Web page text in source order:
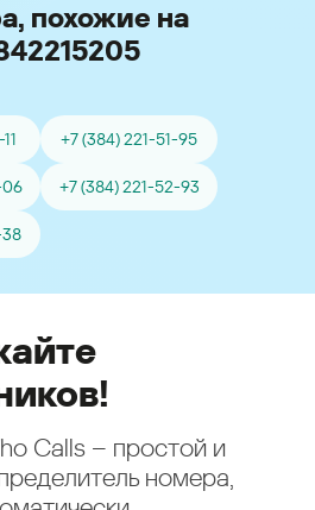
похожие на
+7 (384) 221-51-95
06 +7 (384) 221-52-93
Calls – простой и
номера,